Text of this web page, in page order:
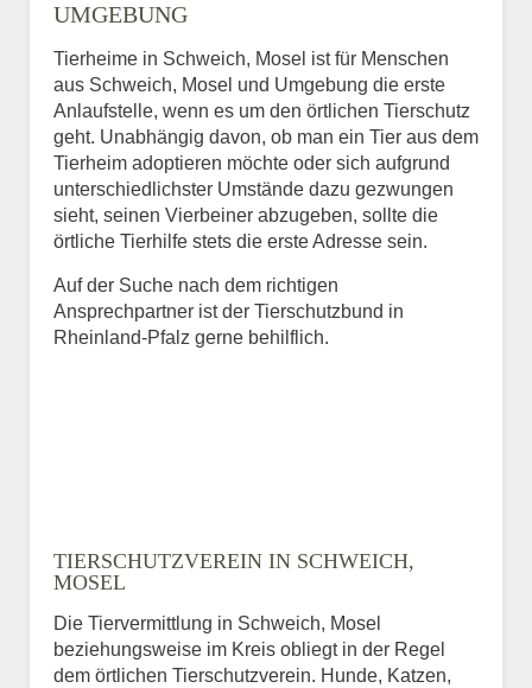
UMGEBUNG
Tierheime in Schweich, Mosel ist für Menschen
aus Schweich, Mosel und Umgebung die erste
Anlaufstelle, wenn es um den örtlichen Tierschutz
geht. Unabhängig davon, ob man ein Tier aus dem
Tierheim adoptieren möchte oder sich aufgrund
unterschiedlichster Umstände dazu gezwungen
sieht, seinen Vierbeiner abzugeben, sollte die
örtliche Tierhilfe stets die erste Adresse sein.
Auf der Suche nach dem richtigen
Ansprechpartner ist der Tierschutzbund in
Rheinland-Pfalz gerne behilflich.
TIERSCHUTZVEREIN IN SCHWEICH,
MOSEL
Die Tiervermittlung in Schweich, Mosel
beziehungsweise im Kreis obliegt in der Regel
dem örtlichen Tierschutzverein. Hunde, Katzen,